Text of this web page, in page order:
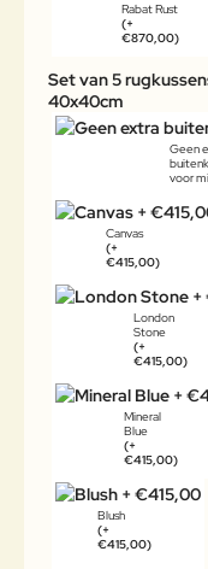
Rabat Rust
(+
€870,00)
Set van 5
40x40cm
Geen
voor
Canvas
(+
€415,00)
London
Stone
(+
€415,00)
Mineral
Blue
(+
€415,00)
Blush
(+
€415,00)